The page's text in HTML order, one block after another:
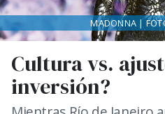
Cultura vs.
inversión?
MADONNA |